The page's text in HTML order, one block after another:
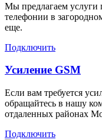
Мы предлагаем услуги
телефонии в
еще.
Подключить
Усиление GSM
Если вам требуется
обращайтесь в нашу
отдаленных районах
Подключить